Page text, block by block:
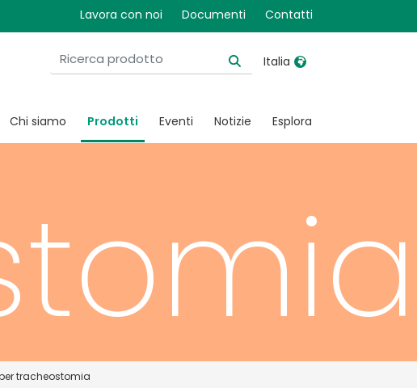
Lavora con noi Documenti Contatti
Italia
United Kingdom
United States
Canada, English
Canada, Français
China
Denmark
Italia
Mexico
Nederlands
Russia
Chi siamo Prodotti Eventi Notizie Esplora
tracheostomia